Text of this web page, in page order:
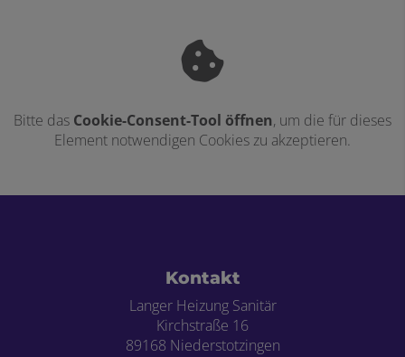
Bitte das Cookie-Consent-Tool öffnen, um die für dieses
Element notwendigen Cookies zu akzeptieren.
Kontakt
Langer Heizung Sanitär
Kirchstraße 16
89168 Niederstotzingen